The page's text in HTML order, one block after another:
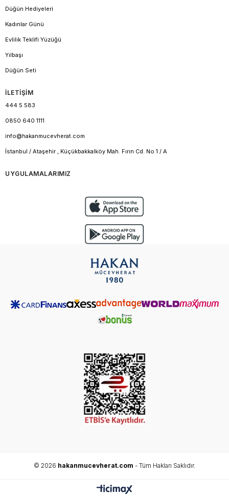
Düğün Hediyeleri
Kadınlar Günü
Evlilik Teklifi Yüzüğü
Yılbaşı
Düğün Seti
İLETİŞİM
444 5 583
0850 640 1111
info@hakanmucevherat.com
İstanbul / Ataşehir , Küçükbakkalköy Mah. Fırın Cd. No 1 / A
UYGULAMALARIMIZ
© 2026 hakanmucevherat.com - Tüm Hakları Saklıdır.